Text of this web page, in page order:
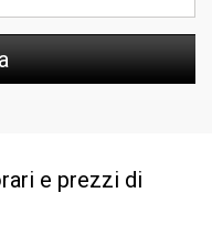
e prezzi di